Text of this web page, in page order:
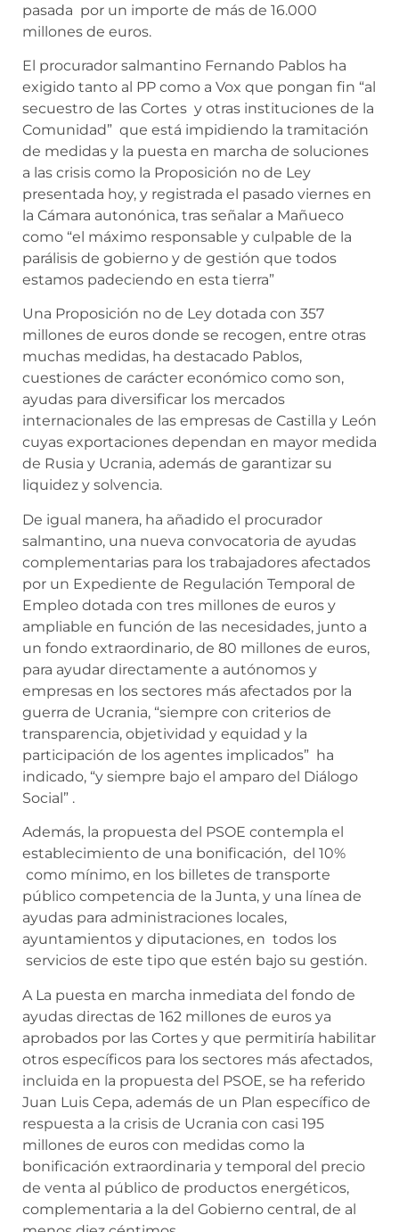
pasada por un importe de más de 16.000
millones de euros.
El procurador salmantino Fernando Pablos ha
exigido tanto al PP como a Vox que pongan fin “al
secuestro de las Cortes y otras instituciones de la
Comunidad” que está impidiendo la tramitación
de medidas y la puesta en marcha de soluciones
a las crisis como la Proposición no de Ley
presentada hoy, y registrada el pasado viernes en
la Cámara autonónica, tras señalar a Mañueco
como “el máximo responsable y culpable de la
parálisis de gobierno y de gestión que todos
estamos padeciendo en esta tierra”
Una Proposición no de Ley dotada con 357
millones de euros donde se recogen, entre otras
muchas medidas, ha destacado Pablos,
cuestiones de carácter económico como son,
ayudas para diversificar los mercados
internacionales de las empresas de Castilla y León
cuyas exportaciones dependan en mayor medida
de Rusia y Ucrania, además de garantizar su
liquidez y solvencia.
De igual manera, ha añadido el procurador
salmantino, una nueva convocatoria de ayudas
complementarias para los trabajadores afectados
por un Expediente de Regulación Temporal de
Empleo dotada con tres millones de euros y
ampliable en función de las necesidades, junto a
un fondo extraordinario, de 80 millones de euros,
para ayudar directamente a autónomos y
empresas en los sectores más afectados por la
guerra de Ucrania, “siempre con criterios de
transparencia, objetividad y equidad y la
participación de los agentes implicados” ha
indicado, “y siempre bajo el amparo del Diálogo
Social” .
Además, la propuesta del PSOE contempla el
establecimiento de una bonificación, del 10%
como mínimo, en los billetes de transporte
público competencia de la Junta, y una línea de
ayudas para administraciones locales,
ayuntamientos y diputaciones, en todos los
servicios de este tipo que estén bajo su gestión.
A La puesta en marcha inmediata del fondo de
ayudas directas de 162 millones de euros ya
aprobados por las Cortes y que permitiría habilitar
otros específicos para los sectores más afectados,
incluida en la propuesta del PSOE, se ha referido
Juan Luis Cepa, además de un Plan específico de
respuesta a la crisis de Ucrania con casi 195
millones de euros con medidas como la
bonificación extraordinaria y temporal del precio
de venta al público de productos energéticos,
complementaria a la del Gobierno central, de al